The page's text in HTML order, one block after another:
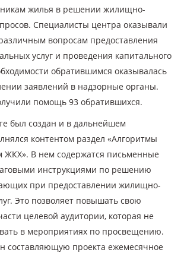
жилья в решении жилищно-
Специалисты центра оказывали
вопросам предоставления
услуг и проведения капитального
обратившимся оказывалась
заявлений в надзорные органы.
помощь 93 обратившихся.
был создан и в дальнейшем
контентом раздел «Алгоритмы
ЖКХ». В нем содержатся письменные
инструкциями по решению
при предоставлении жилищно-
Это позволяет повышать свою
целевой аудитории, которая не
в мероприятиях по просвещению.
составляющую проекта ежемесячное